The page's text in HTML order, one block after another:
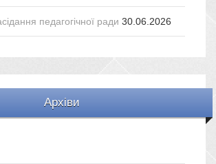
педагогічної ради 30.06.2026
Архіви